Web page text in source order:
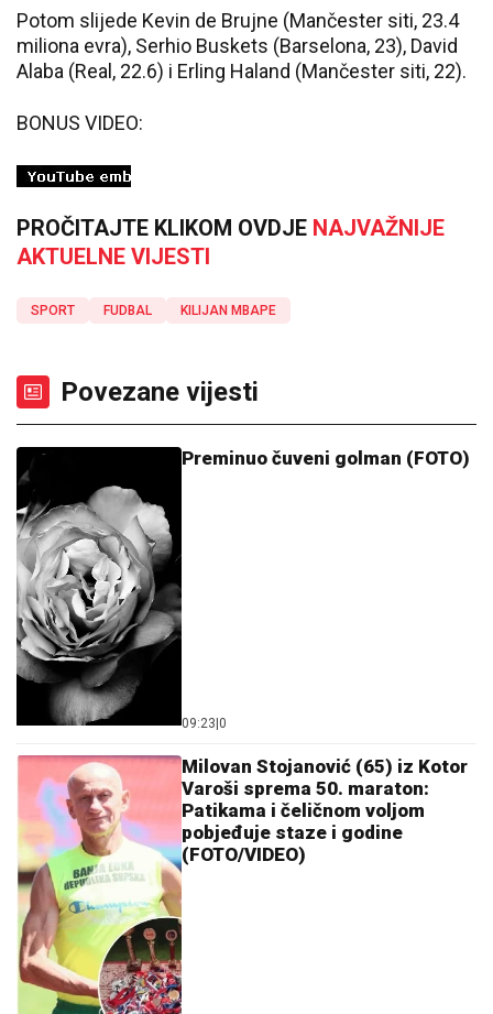
Potom slijede Kevin de Brujne (Mančester siti, 23.4
miliona evra), Serhio Buskets (Barselona, 23), David
Alaba (Real, 22.6) i Erling Haland (Mančester siti, 22).
BONUS VIDEO:
PROČITAJTE KLIKOM OVDJE NAJVAŽNIJE
AKTUELNE VIJESTI
SPORT FUDBAL KILIJAN MBAPE
Povezane vijesti
Preminuo čuveni golman (FOTO)
09:23 0
Milovan Stojanović (65) iz Kotor
Varoši sprema 50. maraton:
Patikama i čeličnom voljom
pobjeđuje staze i godine
(FOTO/VIDEO)